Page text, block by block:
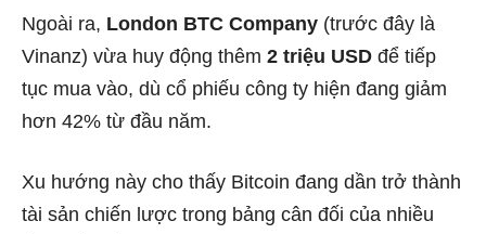
Ngoài ra, London BTC Company (trước đây là
Vinanz) vừa huy động thêm 2 triệu USD để tiếp
tục mua vào, dù cổ phiếu công ty hiện đang giảm
hơn 42% từ đầu năm.
Xu hướng này cho thấy Bitcoin đang dần trở thành
tài sản chiến lược trong bảng cân đối của nhiều